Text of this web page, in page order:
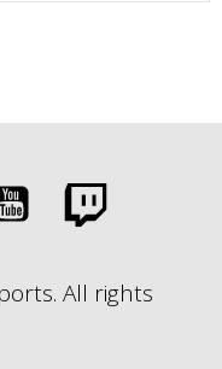
All rights